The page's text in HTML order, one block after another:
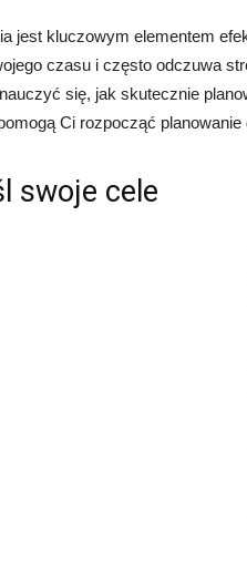
jest kluczowym elementem
czasu i często odczuwa
się, jak skutecznie
Ci rozpocząć
swoje cele